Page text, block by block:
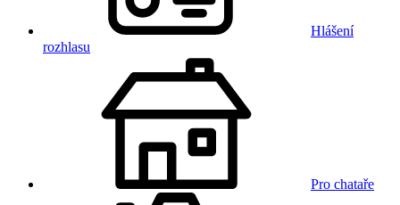
Hlášení
rozhlasu
Pro chataře